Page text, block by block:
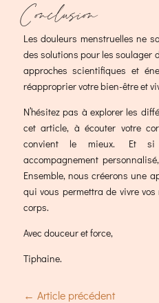
Conclusion
Les douleurs menstruelles ne
des solutions pour les soulager
approches scientifiques et
réapproprier votre bien-être et
N’hésitez pas à explorer les
cet article, à écouter votre
convient le mieux. Et si
accompagnement
Ensemble, nous créerons une
qui vous permettra de vivre
corps.
Avec douceur et force,
Tiphaine.
← Article précédent